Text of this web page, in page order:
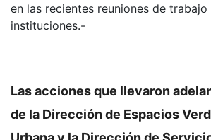
en las recientes reuniones de
instituciones.-
Las acciones que llevaron
de la Dirección de Espacios